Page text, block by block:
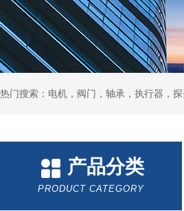
热门搜索：电机，阀门，轴承，执行器，
产品分类
PRODUCT CATEGORY